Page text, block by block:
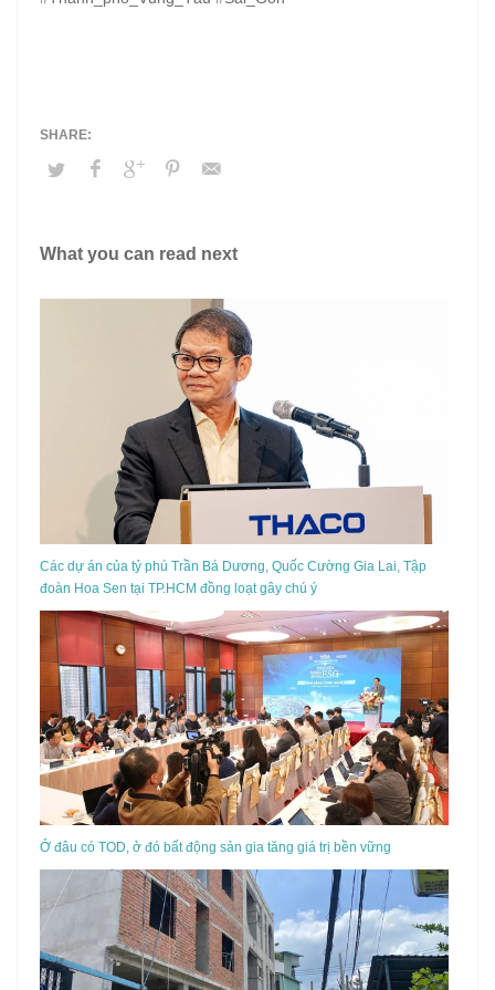
What you can read next
Các dự án của tỷ phú Trần Bá Dương, Quốc Cường Gia Lai, Tập
đoàn Hoa Sen tại TP.HCM đồng loạt gây chú ý
Ở đâu có TOD, ở đó bất động sản gia tăng giá trị bền vững